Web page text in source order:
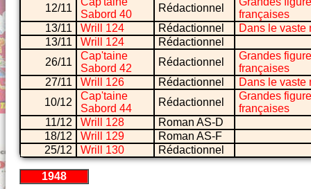
12/11
Sabord 40
Rédactionnel
françaises
13/11
Wrill 124 Rédactionnel
Dans le vaste
13/11
Wrill 124
Rédactionnel
26/11
Cap'taine
Sabord 42
Rédactionnel
Grandes
françaises
27/11
Wrill 126 Rédactionnel
Dans le vaste
10/12
Cap'taine
Sabord 44
Rédactionnel
Grandes
françaises
11/12
Wrill 128
Roman AS-D
18/12
Wrill 129
Roman AS-F
25/12
Wrill 130 Rédactionnel
1948